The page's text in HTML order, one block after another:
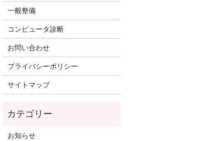
一般整備
コンピュータ診断
お問い合わせ
プライバシーポリシー
サイトマップ
お知らせ